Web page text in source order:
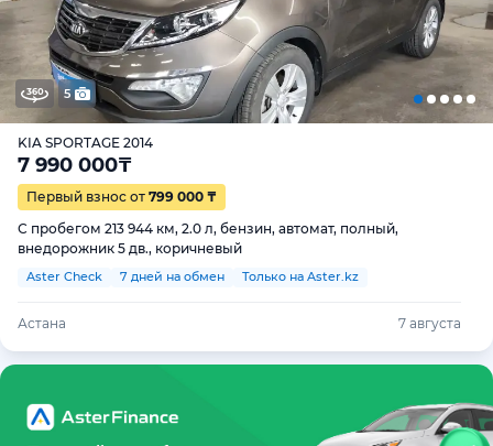
5
KIA SPORTAGE 2014
7 990 000₸
Первый взнос от 799 000 ₸
С пробегом 213 944 км, 2.0 л, бензин, автомат, полный,
внедорожник 5 дв., коричневый
Aster Check 7 дней на обмен Только на Aster.kz
Астана 7 августа